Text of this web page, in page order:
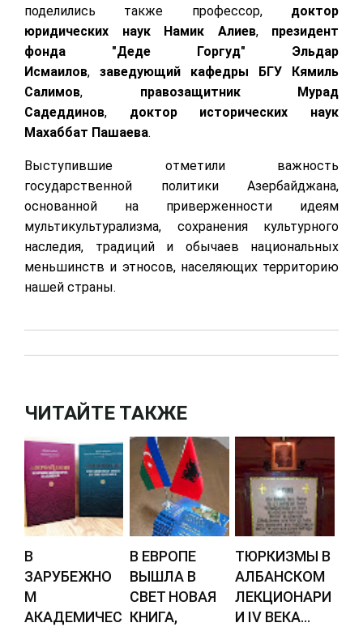
поделились также профессор, доктор
юридических наук Намик Алиев,президент
фонда "Деде Горгуд" Эльдар
Исмаилов, заведующий кафедры БГУ Кямиль
Салимов, правозащитник Мурад
Садеддинов, доктор исторических наук
Махаббат Пашаева.
Выступившие отметили важность
государственной политики Азербайджана,
основанной на приверженности идеям
мультикультурализма, сохранения культурного
наследия, традиций и обычаев национальных
меньшинств и этносов, населяющих территорию
нашей страны.
ЧИТАЙТЕ ТАКЖЕ
В
ЗАРУБЕЖНО
М
АКАДЕМИЧЕС
В ЕВРОПЕ
ВЫШЛА В
СВЕТ НОВАЯ
КНИГА,
ТЮРКИЗМЫ В
АЛБАНСКОМ
ЛЕКЦИОНАРИ
И IV ВЕКА...